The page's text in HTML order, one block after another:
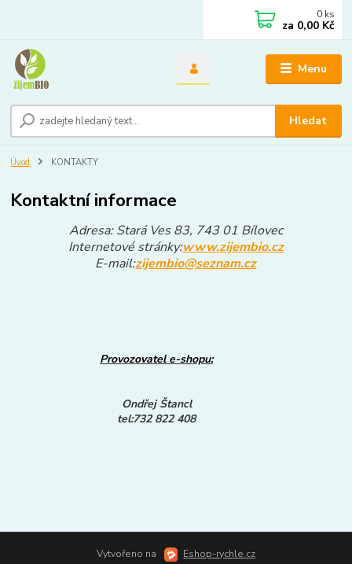
Menu
Hledat
0 ks
za 0,00 Kč
Úvod KONTAKTY
Kontaktní informace
Adresa:Stará Ves 83, 743 01 Bílovec
Internetové stránky:www.zijembio.cz
E-mail:zijembio@seznam.cz
Provozovatel e-shopu:
Ondřej Štancl
tel:732 822 408
Vytvořeno na Eshop-rychle.cz